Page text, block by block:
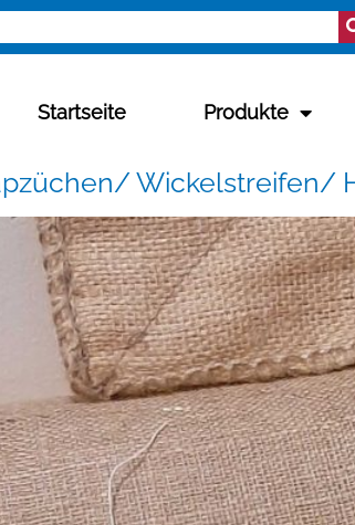
Startseite Produkte
Wickelstreifen/